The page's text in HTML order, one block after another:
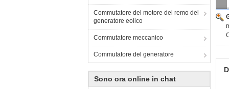
Commutatore del motore del remo del
generatore eolico
Commutatore meccanico
Commutatore del generatore
Sono ora online in chat